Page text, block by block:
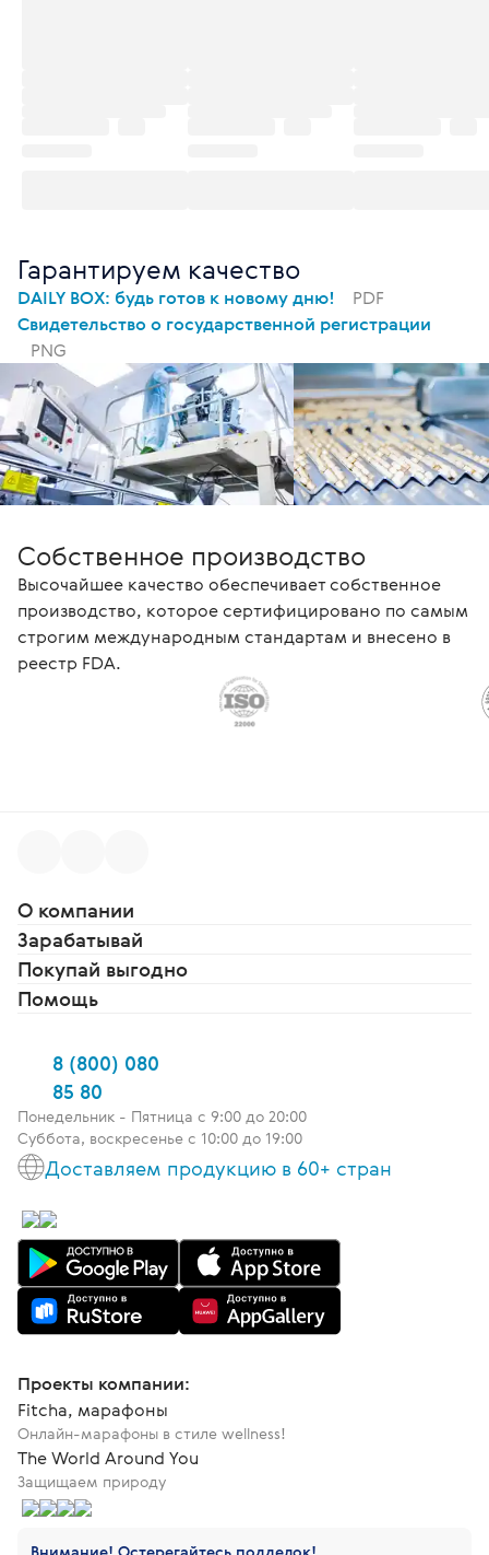
Гарантируем качество
DAILY BOX: будь готов к новому дню!
PDF
Свидетельство о государственной регистрации
PNG
Собственное производство
Высочайшее качество обеспечивает собственное
производство, которое сертифицировано по самым
строгим международным стандартам и внесено в
реестр FDA.
О компании
Зарабатывай
Покупай выгодно
Помощь
8 (800) 080
85 80
Понедельник - Пятница c 9:00 до 20:00
Суббота, воскресенье с 10:00 до 19:00
Доставляем продукцию в 60+ стран
Проекты компании:
Fitcha, марафоны
Онлайн-марафоны в стиле wellness!
The World Around You
Защищаем природу